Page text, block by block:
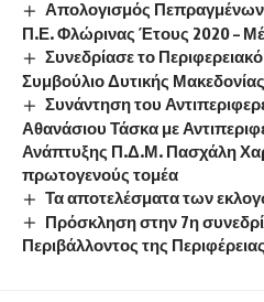
Απολογισμός
Π.Ε. Φλώρινας Έτους 2020 –
Συνεδρίασε το
Συμβούλιο Δυτικής
Συνάντηση του
Αθανάσιου Τάσκα με
Ανάπτυξης Π.Δ.Μ. Πασχάλη
πρωτογενούς τομέα
Τα αποτελέσματα των
Πρόσκληση στην 7η
Περιβάλλοντος της